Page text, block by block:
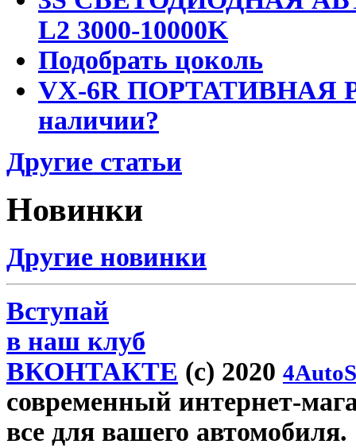
L2 3000-10000K
Подобрать цоколь
VX-6R ПОРТАТИВНАЯ
наличии?
Другие статьи
Новинки
Другие новинки
Вступай
в наш клуб
ВКОНТАКТЕ (c) 2020
современный интернет-
все для вашего автомобиля.